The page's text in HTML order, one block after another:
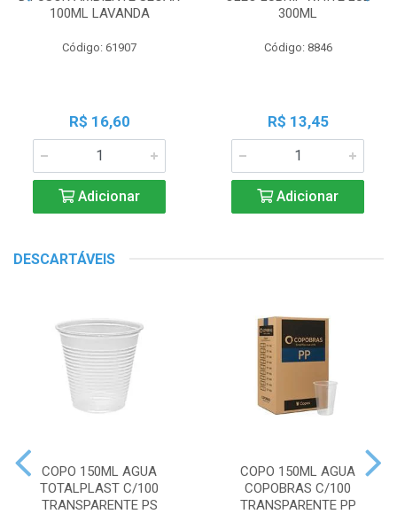
100ML LAVANDA
Código: 61907
R$ 16,60
Adicionar
300ML
Código: 8846
R$ 13,45
Adicionar
DESCARTÁVEIS
COPO 150ML AGUA
TOTALPLAST C/100
TRANSPARENTE PS
COPO 150ML AGUA
COPOBRAS C/100
TRANSPARENTE PP